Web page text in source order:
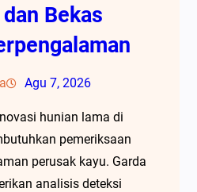
Bekas
Agu 7, 2026
hunian lama di
pemeriksaan
perusak kayu. Garda
analisis deteksi